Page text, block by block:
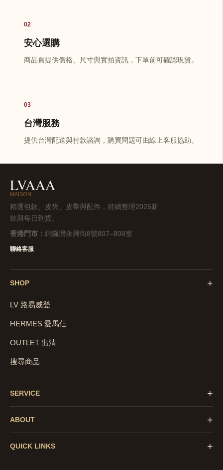
02
安心選購
商品頁提供價格、尺寸與實拍資訊，下單前可確認現貨。
03
台灣服務
提供台灣配送與付款諮詢，購買問題可由線上客服協助。
LVAAA
MAISON
精選包款、皮夾、皮帶與配件，持續整理2026新
款與每日到貨。
香港門市： 銅鑼灣永興街8號807–808室
聯絡客服
SHOP +
LV 路易威登
HERMES 愛馬仕
OUTLET 出清
搜尋商品
SERVICE +
ABOUT +
QUICK LINKS +